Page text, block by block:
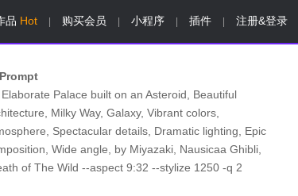
品 Hot 购买会员 小程序 插件 注册&登录
Palace built on an Asteroid, Beautiful
Milky Way, Galaxy, Vibrant colors,
Spectacular details, Dramatic lighting, Epic
Wide angle, by Miyazaki, Nausicaa Ghibli,
of The Wild --aspect 9:32 --stylize 1250 -q 2